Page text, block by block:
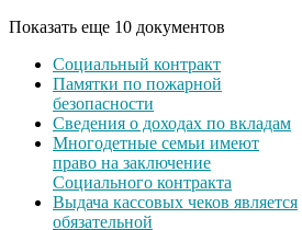
Показать еще 10 документов
Социальный контракт
Памятки по пожарной
безопасности
Сведения о доходах по вкладам
Многодетные семьи имеют
право на заключение
Социального контракта
Выдача кассовых чеков является
обязательной